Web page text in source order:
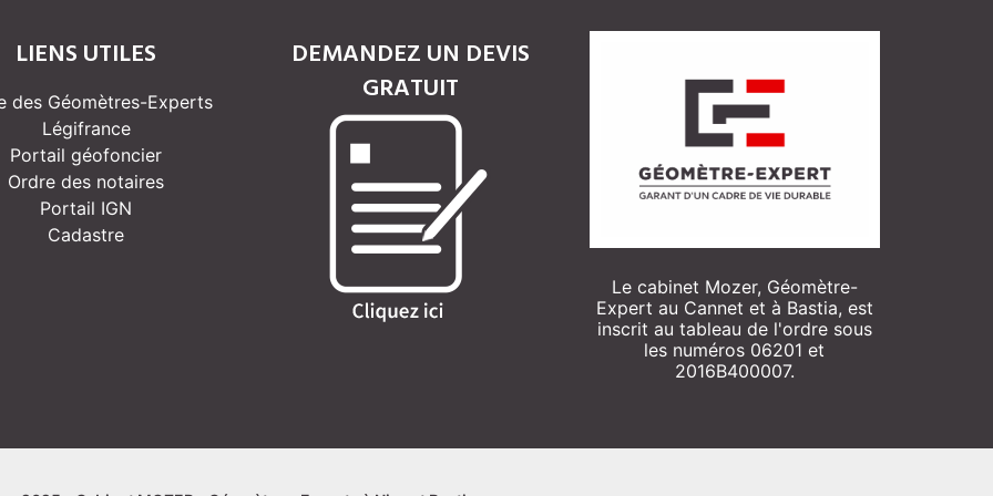
LIENS UTILES
des Géomètres-Experts
Légifrance
Portail géofoncier
Ordre des notaires
Portail IGN
Cadastre
DEMANDEZ UN DEVIS
GRATUIT
Le cabinet Mozer, Géomètre-
Expert au Cannet et à Bastia, est
inscrit au tableau de l'ordre sous
les numéros 06201 et
2016B400007.